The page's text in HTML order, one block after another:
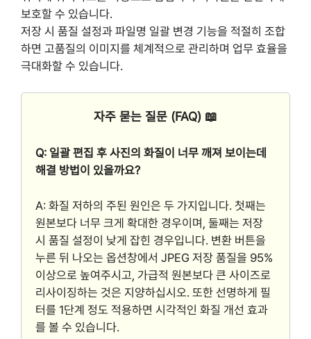
보호할 수 있습니다.
저장 시 품질 설정과 파일명 일괄 변경 기능을 적절히 조합
하면 고품질의 이미지를 체계적으로 관리하며 업무 효율을
극대화할 수 있습니다.
자주 묻는 질문 (FAQ) 📖
Q: 일괄 편집 후 사진의 화질이 너무 깨져 보이는데
해결 방법이 있을까요?
A: 화질 저하의 주된 원인은 두 가지입니다. 첫째는
원본보다 너무 크게 확대한 경우이며, 둘째는 저장
시 품질 설정이 낮게 잡힌 경우입니다. 변환 버튼을
누른 뒤 나오는 옵션창에서 JPEG 저장 품질을 95%
이상으로 높여주시고, 가급적 원본보다 큰 사이즈로
리사이징하는 것은 지양하십시오. 또한 선명하게 필
터를 1단계 정도 적용하면 시각적인 화질 개선 효과
를 볼 수 있습니다.